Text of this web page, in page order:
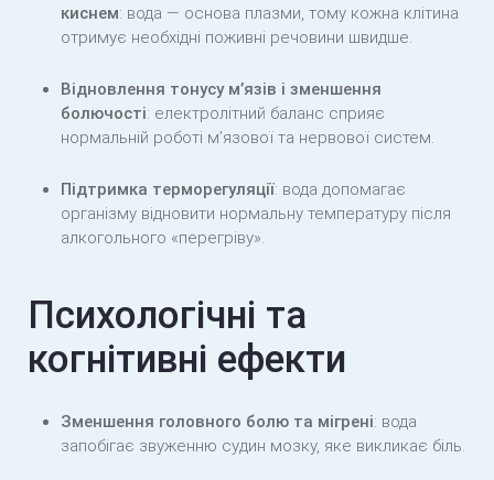
киснем: вода — основа плазми, тому кожна клітина
отримує необхідні поживні речовини швидше.
Відновлення тонусу м’язів і зменшення
болючості: електролітний баланс сприяє
нормальній роботі м’язової та нервової систем.
Підтримка терморегуляції: вода допомагає
організму відновити нормальну температуру після
алкогольного «перегріву».
Психологічні та
когнітивні ефекти
Зменшення головного болю та мігрені: вода
запобігає звуженню судин мозку, яке викликає біль.